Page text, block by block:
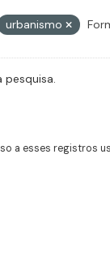
urbanismo
pesquisa.
a esses registros